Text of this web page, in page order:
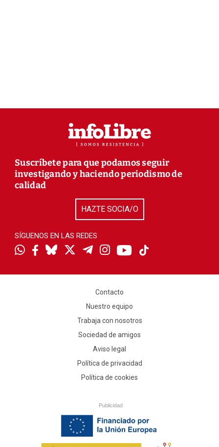
Suscríbete para que podamos seguir
investigando y haciendo periodismo de
calidad
HAZTE SOCIA/O
SÍGUENOS EN LAS REDES
Contacto
Nuestro equipo
Trabaja con nosotros
Sociedad de amigos
Aviso legal
Política de privacidad
Política de cookies
Publicidad